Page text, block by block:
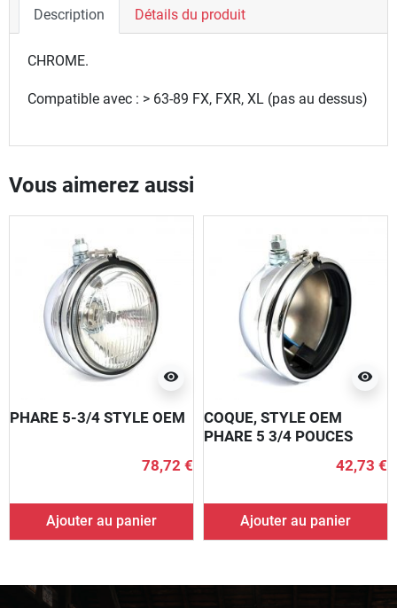
Description Détails du produit
CHROME.
Compatible avec : > 63-89 FX, FXR, XL (pas au dessus)
Vous aimerez aussi
visibility
PHARE 5-3/4 STYLE OEM
78,72 €
Ajouter au panier
visibility
COQUE, STYLE OEM
PHARE 5 3/4 POUCES
42,73 €
Ajouter au panier